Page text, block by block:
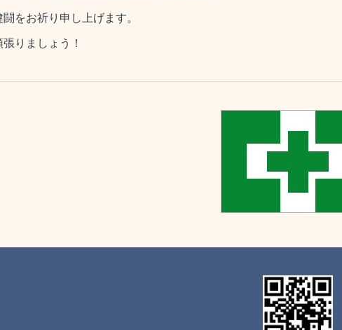
をお祈り申し上げます。
張りましょう！